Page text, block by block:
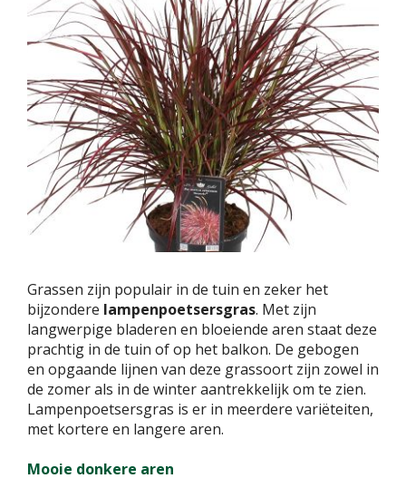
Grassen zijn populair in de tuin en zeker het
bijzondere lampenpoetsersgras. Met zijn
langwerpige bladeren en bloeiende aren staat deze
prachtig in de tuin of op het balkon. De gebogen
en opgaande lijnen van deze grassoort zijn zowel in
de zomer als in de winter aantrekkelijk om te zien.
Lampenpoetsersgras is er in meerdere variëteiten,
met kortere en langere aren.
Mooie donkere aren